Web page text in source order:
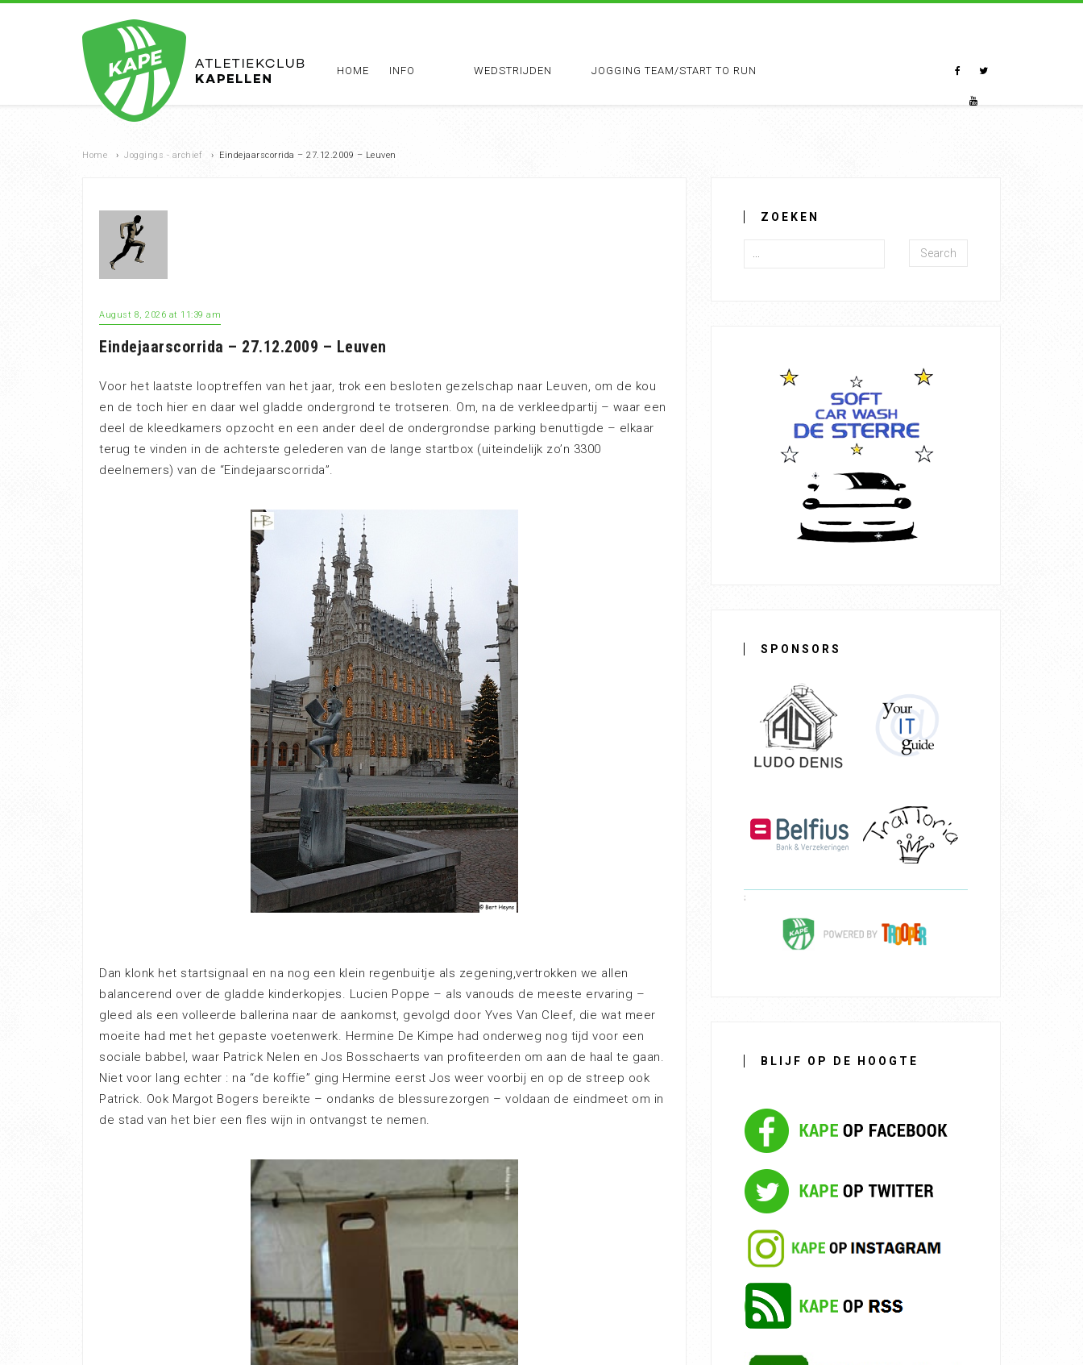
HOME INFO WEDSTRIJDEN JOGGING TEAM/START TO RUN
Home › Joggings - archief › Eindejaarscorrida – 27.12.2009 – Leuven
August 8, 2026 at 11:39 am
Eindejaarscorrida – 27.12.2009 – Leuven
Voor het laatste looptreffen van het jaar, trok een besloten gezelschap naar Leuven, om de kou
en de toch hier en daar wel gladde ondergrond te trotseren. Om, na de verkleedpartij – waar een
deel de kleedkamers opzocht en een ander deel de ondergrondse parking benuttigde – elkaar
terug te vinden in de achterste gelederen van de lange startbox (uiteindelijk zo’n 3300
deelnemers) van de “Eindejaarscorrida”.
Dan klonk het startsignaal en na nog een klein regenbuitje als zegening,vertrokken we allen
balancerend over de gladde kinderkopjes. Lucien Poppe – als vanouds de meeste ervaring –
gleed als een volleerde ballerina naar de aankomst, gevolgd door Yves Van Cleef, die wat meer
moeite had met het gepaste voetenwerk. Hermine De Kimpe had onderweg nog tijd voor een
sociale babbel, waar Patrick Nelen en Jos Bosschaerts van profiteerden om aan de haal te gaan.
Niet voor lang echter : na “de koffie” ging Hermine eerst Jos weer voorbij en op de streep ook
Patrick. Ook Margot Bogers bereikte – ondanks de blessurezorgen – voldaan de eindmeet om in
de stad van het bier een fles wijn in ontvangst te nemen.
ZOEKEN
Search
SPONSORS
BLIJF OP DE HOOGTE